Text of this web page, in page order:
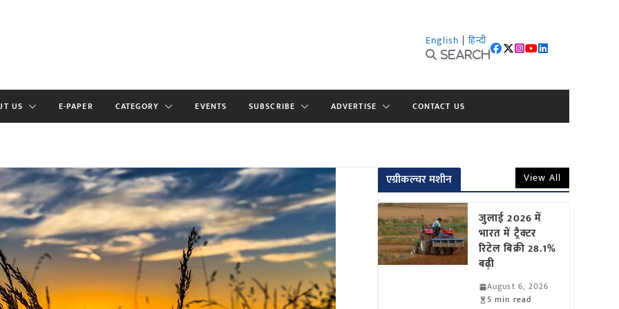
English | हिन्दी
Search
US E-PAPER CATEGORY EVENTS SUBSCRIBE ADVERTISE CONTACT US
एग्रीकल्चर मशीन View All
जुलाई 2026 में
भारत में ट्रैक्टर
रिटेल बिक्री 28.1%
बढ़ी
August 6, 2026
5 min read